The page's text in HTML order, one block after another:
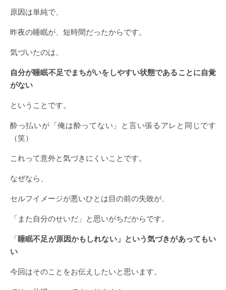
原因は単純で、
昨夜の睡眠が、短時間だったからです。
気づいたのは、
自分が睡眠不足でまちがいをしやすい状態であることに自覚
がない
ということです。
酔っ払いが「俺は酔ってない」と言い張るアレと同じです
（笑）
これって意外と気づきにくいことです。
なぜなら、
セルフイメージが悪いひとは目の前の失敗が、
「また自分のせいだ」と思いがちだからです。
「睡眠不足が原因かもしれない」という気づきがあってもい
い
今回はそのことをお伝えしたいと思います。